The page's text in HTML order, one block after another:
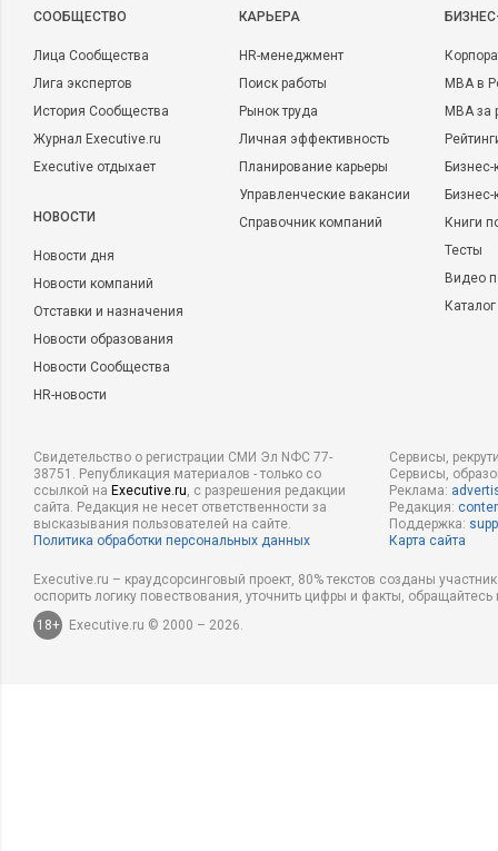
CООБЩЕСТВО
Лица Сообщества
Лига экспертов
История Сообщества
Журнал Executive.ru
Executive отдыхает
НОВОСТИ
Новости дня
Новости компаний
Отставки и назначения
Новости образования
Новости Сообщества
HR-новости
КАРЬЕРА
HR-менеджмент
Поиск работы
Рынок труда
Личная эффективность
Планирование карьеры
Управленческие вакансии
Справочник компаний
MBA в
MBA
Бизнес-
Книги
Тесты
Видео
Свидетельство о регистрации СМИ Эл NФС 77-
38751. Републикация материалов - только со
ссылкой на Executive.ru, с разрешения редакции
сайта. Редакция не несет ответственности за
высказывания пользователей на сайте.
Политика обработки персональных данных
Сервисы,
Сервисы,
Реклама:
Редакция:
Поддержка:
Карта сайта
Executive.ru – краудсорсинговый проект, 80% текстов созданы
оспорить логику повествования, уточнить цифры и факты,
18+
Executive.ru © 2000 – 2026.